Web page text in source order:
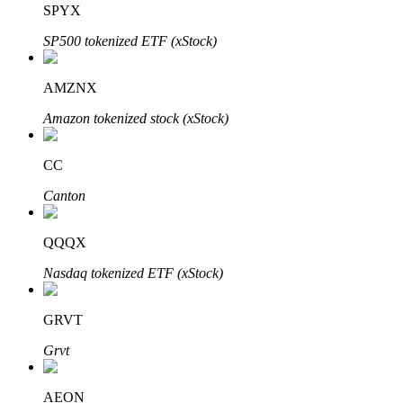
Блокировки BTR
Эксклюзивные инвестиции для владельцев BTR
Кредиты
SPYX
SP500 tokenized ETF (xStock)
AMZNX
Amazon tokenized stock (xStock)
CC
Canton
QQQX
Nasdaq tokenized ETF (xStock)
GRVT
Grvt
AEON